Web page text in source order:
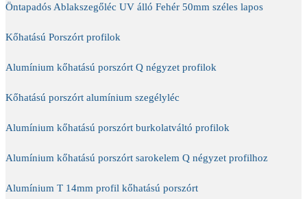
Öntapadós Ablakszegőléc UV álló Fehér 50mm széles lapos
Kőhatású Porszórt profilok
Alumínium kőhatású porszórt Q négyzet profilok
Kőhatású porszórt alumínium szegélyléc
Alumínium kőhatású porszórt burkolatváltó profilok
Alumínium kőhatású porszórt sarokelem Q négyzet profilhoz
Alumínium T 14mm profil kőhatású porszórt